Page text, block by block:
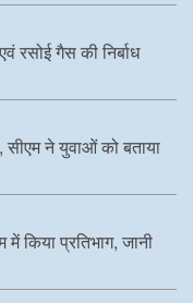
रसोई गैस की निर्बाध
ने युवाओं को बताया
किया प्रतिभाग, जानी